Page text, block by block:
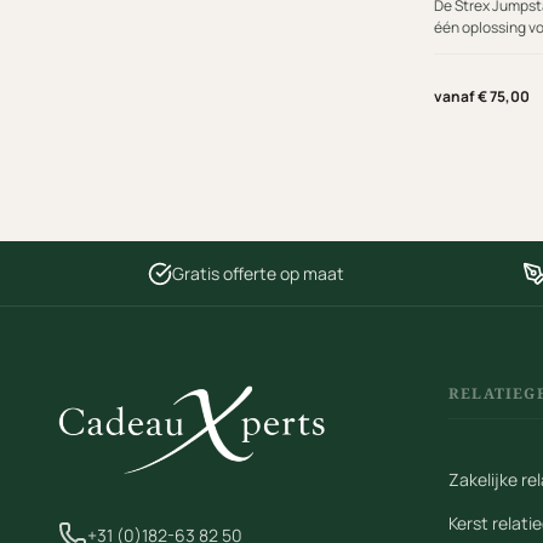
De Strex
één oplossing
powerbank,
compact
vanaf € 75,00
Gratis offerte op maat
+31 (0)182-63 82 50
Zakelijke
Kerst